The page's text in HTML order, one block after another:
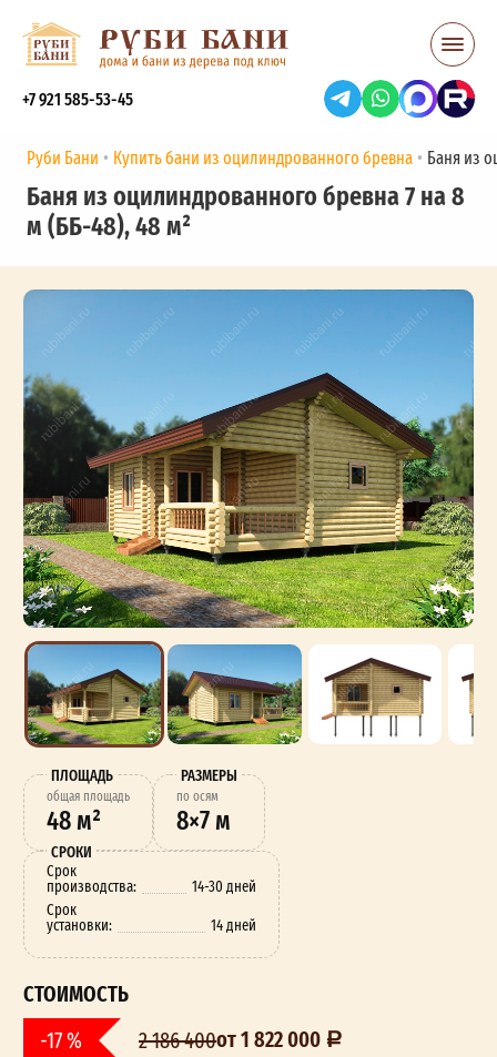
+7 921 585-53-45
Руби Бани Купить бани из оцилиндрованного бревна Баня из
Баня из оцилиндрованного бревна 7 на 8
м (ББ-48), 48 м²
ПЛОЩАДЬ
oбщая площадь
48 м²
РАЗМЕРЫ
по осям
8×7 м
СРОКИ
Срок
производства:
14-30 дней
Срок
установки: 14 дней
СТОИМОСТЬ
-17 % 2 186 400от 1 822 000